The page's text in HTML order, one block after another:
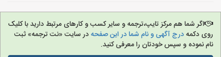
اگر شما هم مرکز تایپ،ترجمه و سایر کسب و کارهای مرتبط دارید با کلیک
روی دکمهدرج آگهی و نام شما در این صفحهدر سایت «نت ترجمه» ثبت
نام نموده و سپس خودتان را معرفی کنید.